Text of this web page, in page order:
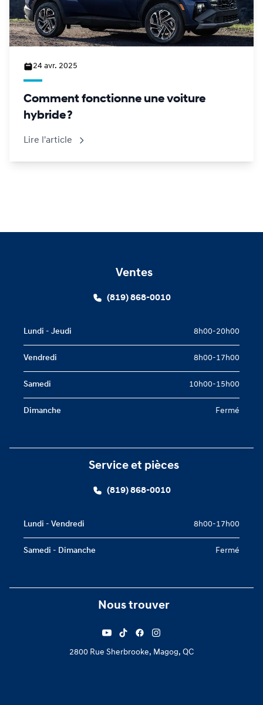
24 avr. 2025
Comment fonctionne une voiture
hybride ?
Lire l'article
Ventes
(819) 868-0010
Lundi - Jeudi 8h00-20h00
Vendredi 8h00-17h00
Samedi 10h00-15h00
Dimanche Fermé
Service et pièces
(819) 868-0010
Lundi - Vendredi 8h00-17h00
Samedi - Dimanche Fermé
Nous trouver
2800 Rue Sherbrooke, Magog, QC